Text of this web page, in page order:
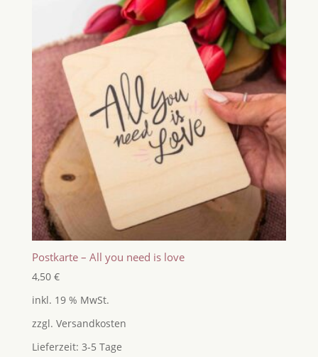
Postkarte – All you need is love
4,50 €
inkl. 19 % MwSt.
zzgl. Versandkosten
Lieferzeit: 3-5 Tage